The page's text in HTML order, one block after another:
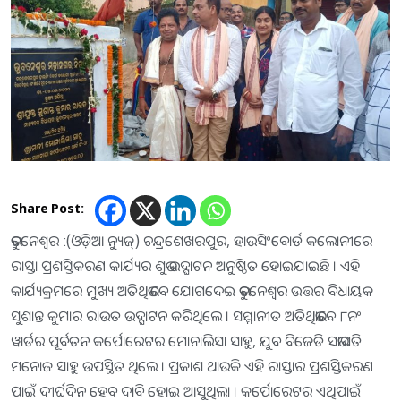
Share Post:
ଭୁବନେଶ୍ୱର :(ଓଡ଼ିଆ ନ୍ୟୁଜ୍) ଚନ୍ଦ୍ରଶେଖରପୁର, ହାଉସିଂବୋର୍ଡ କଲୋନୀରେ
ରାସ୍ତା ପ୍ରଶସ୍ତିକରଣ କାର୍ଯ୍ୟର ଶୁଭ ଉଦ୍ଘାଟନ ଅନୁଷ୍ଠିତ ହୋଇଯାଇଛି । ଏହି
କାର୍ଯ୍ୟକ୍ରମରେ ମୁଖ୍ୟ ଅତିଥିଭାବେ ଯୋଗଦେଇ ଭୁବନେଶ୍ୱର ଉତ୍ତର ବିଧାୟକ
ସୁଶାନ୍ତ କୁମାର ରାଉତ ଉଦ୍ଘାଟନ କରିଥିଲେ । ସମ୍ମାନୀତ ଅତିଥିଭାବେ ୮ନଂ
ୱାର୍ଡର ପୂର୍ବତନ କର୍ପୋରେଟର ମୋନାଲିସା ସାହୁ, ଯୁବ ବିଜେଡି ସଭାପତି
ମନୋଜ ସାହୁ ଉପସ୍ଥିତ ଥିଲେ । ପ୍ରକାଶ ଥାଉକି ଏହି ରାସ୍ତାର ପ୍ରଶସ୍ତିକରଣ
ପାଇଁ ଦୀର୍ଘଦିନ ହେବ ଦାବି ହୋଇ ଆସୁଥିଲା । କର୍ପୋରେଟର ଏଥିପାଇଁ